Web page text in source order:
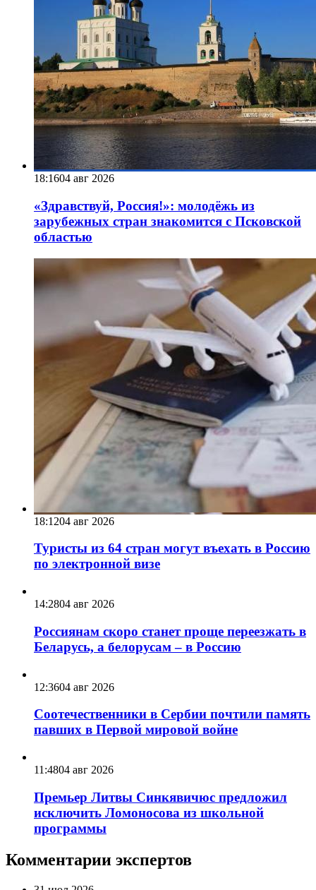
18:1604 авг 2026
«Здравствуй, Россия!»: молодёжь из
зарубежных стран знакомится с Псковской
областью
18:1204 авг 2026
Туристы из 64 стран могут въехать в Россию
по электронной визе
14:2804 авг 2026
Россиянам скоро станет проще переезжать в
Беларусь, а белорусам – в Россию
12:3604 авг 2026
Соотечественники в Сербии почтили память
павших в Первой мировой войне
11:4804 авг 2026
Премьер Литвы Синкявичюс предложил
исключить Ломоносова из школьной
программы
Комментарии экспертов